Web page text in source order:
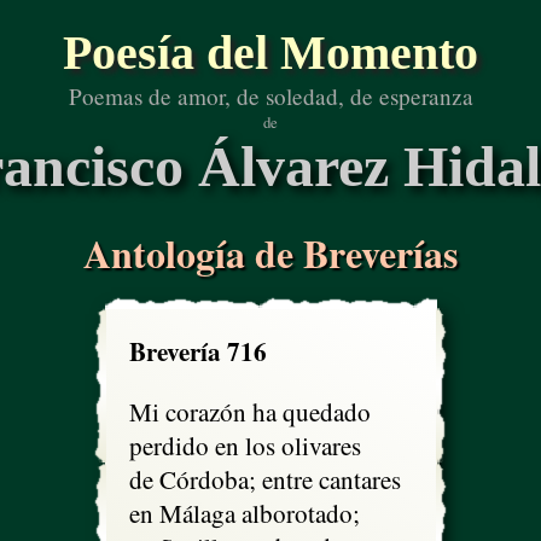
Poesía del Momento
Poemas de amor, de soledad, de esperanza
de
Álvarez
Antología de Breverías
Brevería 716
Mi corazón ha quedado
perdido en los olivares
de Córdoba; entre cantares
en Málaga alborotado;